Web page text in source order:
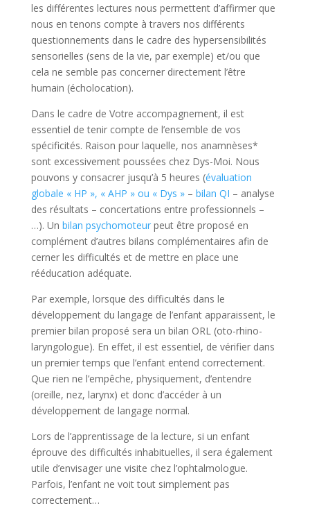
les différentes lectures nous permettent d’affirmer que
nous en tenons compte à travers nos différents
questionnements dans le cadre des hypersensibilités
sensorielles (sens de la vie, par exemple) et/ou que
cela ne semble pas concerner directement l’être
humain (écholocation).
Dans le cadre de Votre accompagnement, il est
essentiel de tenir compte de l’ensemble de vos
spécificités. Raison pour laquelle, nos anamnèses*
sont excessivement poussées chez Dys-Moi. Nous
pouvons y consacrer jusqu’à 5 heures (évaluation
globale « HP », « AHP » ou « Dys »– bilan QI – analyse
des résultats – concertations entre professionnels –
…). Un bilan psychomoteurpeut être proposé en
complément d’autres bilans complémentaires afin de
cerner les difficultés et de mettre en place une
rééducation adéquate.
Par exemple, lorsque des difficultés dans le
développement du langage de l’enfant apparaissent, le
premier bilan proposé sera un bilan ORL (oto-rhino-
laryngologue). En effet, il est essentiel, de vérifier dans
un premier temps que l’enfant entend correctement.
Que rien ne l’empêche, physiquement, d’entendre
(oreille, nez, larynx) et donc d’accéder à un
développement de langage normal.
Lors de l’apprentissage de la lecture, si un enfant
éprouve des difficultés inhabituelles, il sera également
utile d’envisager une visite chez l’ophtalmologue.
Parfois, l’enfant ne voit tout simplement pas
correctement…